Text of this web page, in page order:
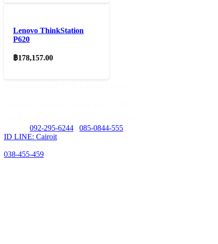
Lenovo ThinkStation
P620
฿178,157.00
092-295-6244
085-0844-555
ID LINE: Cairoit
038-455-459